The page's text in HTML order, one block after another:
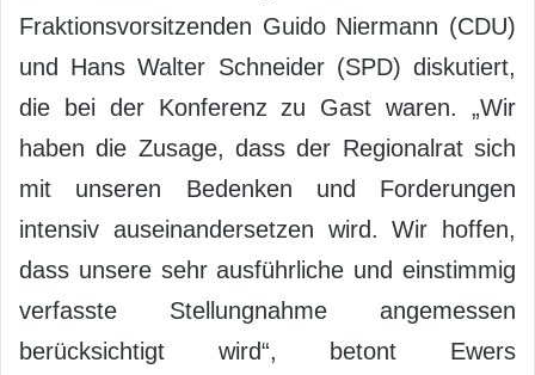
Fraktionsvorsitzenden Guido Niermann (CDU)
und Hans Walter Schneider (SPD) diskutiert,
die bei der Konferenz zu Gast waren. „Wir
haben die Zusage, dass der Regionalrat sich
mit unseren Bedenken und Forderungen
intensiv auseinandersetzen wird. Wir hoffen,
dass unsere sehr ausführliche und einstimmig
verfasste Stellungnahme angemessen
berücksichtigt wird“, betont Ewers